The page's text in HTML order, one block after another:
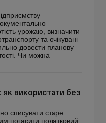
урожаю, визначити
та очікувані
довести планову
Чи можна
як використати без
списувати старе
погасити податковий